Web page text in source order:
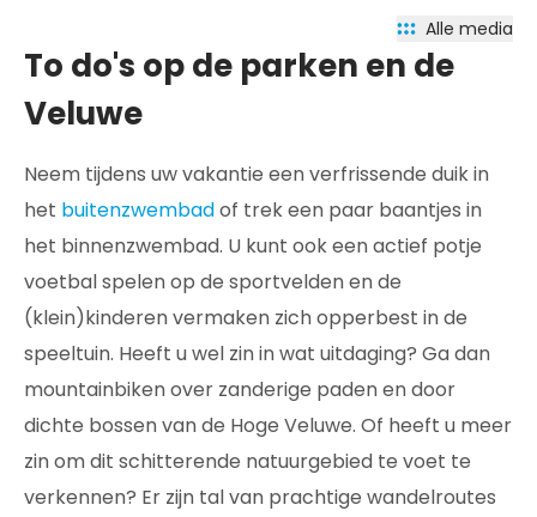
Alle media
To do's op de parken en de
Veluwe
Neem tijdens uw vakantie een verfrissende duik in
het buitenzwembadof trek een paar baantjes in
het binnenzwembad. U kunt ook een actief potje
voetbal spelen op de sportvelden en de
(klein)kinderen vermaken zich opperbest in de
speeltuin. Heeft u wel zin in wat uitdaging? Ga dan
mountainbiken over zanderige paden en door
dichte bossen van de Hoge Veluwe. Of heeft u meer
zin om dit schitterende natuurgebied te voet te
verkennen? Er zijn tal van prachtige wandelroutes